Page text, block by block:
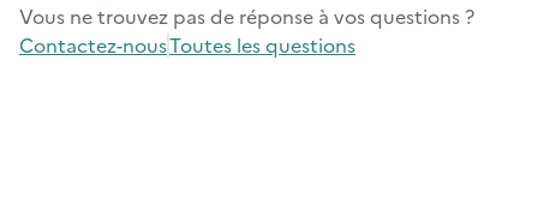
Vous ne trouvez pas de réponse à vos questions ?
Contactez-nousToutes les questions